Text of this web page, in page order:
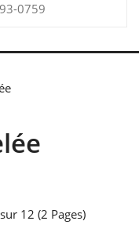
0759
12 (2 Pages)